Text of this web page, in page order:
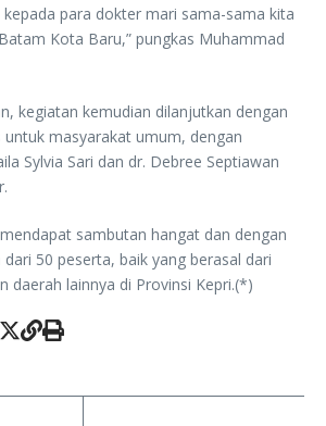
kepada para dokter mari sama-sama kita
Kota Baru,” pungkas Muhammad
kegiatan kemudian dilanjutkan dengan
masyarakat umum, dengan
Sylvia Sari dan dr. Debree Septiawan
sambutan hangat dan dengan
50 peserta, baik yang berasal dari
daerah lainnya di Provinsi Kepri.(*)